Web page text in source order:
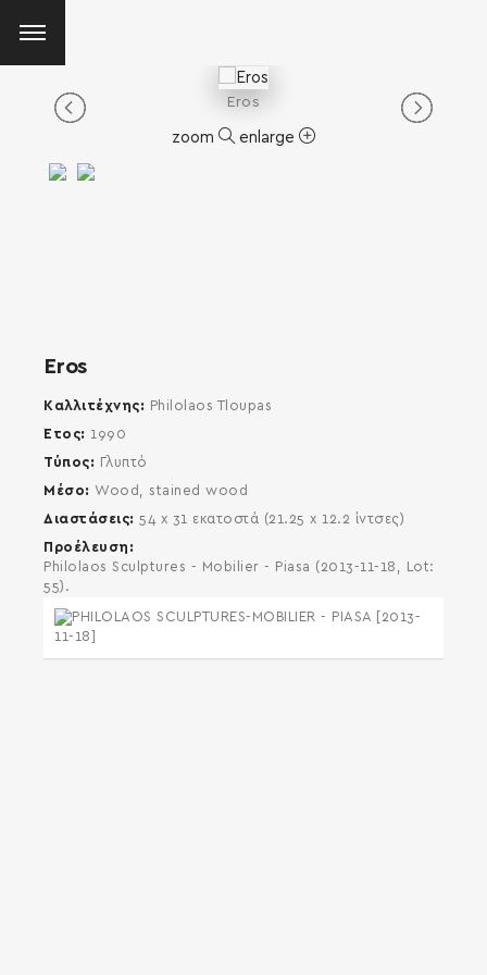
Eros
zoom enlarge
Eros
Καλλιτέχνης
Philolaos Tloupas
Έτος
1990
Τύπος
Γλυπτό
Μέσο
Wood, stained wood
Διαστάσεις
54 x 31 εκατοστά (21.25 x 12.2 ίντσες)
Προέλευση
Philolaos Sculptures - Mobilier - Piasa (2013-11-18, Lot:
55).